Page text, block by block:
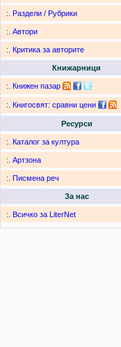
:. Раздели / Рубрики
:. Автори
:. Критика за авторите
Книжарници
:. Книжен пазар
:. Книгосвят: сравни цени
Ресурси
:. Каталог за култура
:. Артзона
:. Писмена реч
За нас
:. Всичко за LiterNet